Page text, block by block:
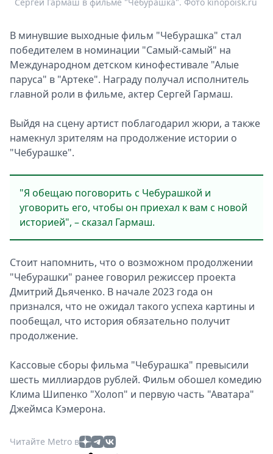
Выборы
2026
Скачай
Metro
В минувшие выходные фильм "Чебурашка" стал
победителем в номинации "Самый-самый" на
Международном детском кинофестивале "Алые
паруса" в "Артеке". Награду получал исполнитель
главной роли в фильме, актер Сергей Гармаш.
Выйдя на сцену артист поблагодарил жюри, а также
намекнул зрителям на продолжение истории о
"Чебурашке".
"Я обещаю поговорить с Чебурашкой и
уговорить его, чтобы он приехал к вам с новой
историей", – сказал Гармаш.
Стоит напомнить, что о возможном продолжении
"Чебурашки" ранее говорил режиссер проекта
Дмитрий Дьяченко. В начале 2023 года он
признался, что не ожидал такого успеха картины и
пообещал, что история обязательно получит
продолжение.
Кассовые сборы фильма "Чебурашка" превысили
шесть миллиардов рублей. Фильм обошел комедию
Клима Шипенко "Холоп" и первую часть "Аватара"
Джеймса Кэмерона.
Читайте Metro в